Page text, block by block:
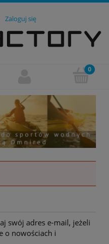
Zaloguj się
swój adres e-mail, jeżeli
o nowościach i